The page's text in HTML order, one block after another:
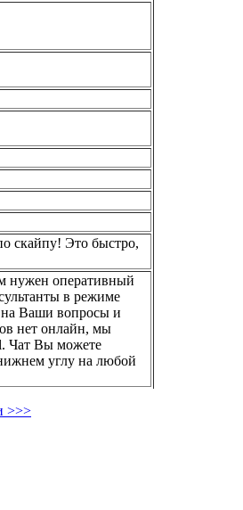
скайпу! Это быстро,
нужен оперативный
в режиме
на Ваши вопросы и
нет онлайн, мы
Чат Вы можете
углу на любой
>>>